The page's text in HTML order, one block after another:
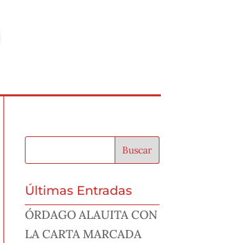
Últimas Entradas
ÓRDAGO ALAUITA CON
LA CARTA MARCADA